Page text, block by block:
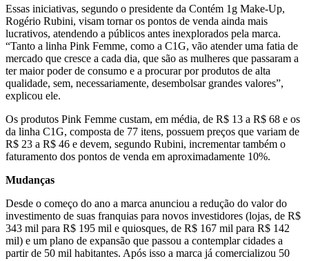
Essas iniciativas, segundo o presidente da Contém 1g Make-Up,
Rogério Rubini, visam tornar os pontos de venda ainda mais
lucrativos, atendendo a públicos antes inexplorados pela marca.
“Tanto a linha Pink Femme, como a C1G, vão atender uma fatia de
mercado que cresce a cada dia, que são as mulheres que passaram a
ter maior poder de consumo e a procurar por produtos de alta
qualidade, sem, necessariamente, desembolsar grandes valores”,
explicou ele.
Os produtos Pink Femme custam, em média, de R$ 13 a R$ 68 e os
da linha C1G, composta de 77 itens, possuem preços que variam de
R$ 23 a R$ 46 e devem, segundo Rubini, incrementar também o
faturamento dos pontos de venda em aproximadamente 10%.
Mudanças
Desde o começo do ano a marca anunciou a redução do valor do
investimento de suas franquias para novos investidores (lojas, de R$
343 mil para R$ 195 mil e quiosques, de R$ 167 mil para R$ 142
mil) e um plano de expansão que passou a contemplar cidades a
partir de 50 mil habitantes. Após isso a marca já comercializou 50